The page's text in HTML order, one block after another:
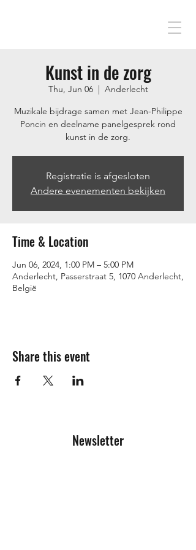
Kunst in de zorg
Thu, Jun 06
  |
Anderlecht
Muzikale bijdrage samen met Jean-Philippe
Poncin en deelname panelgesprek rond
kunst in de zorg.
Registratie is afgesloten
Andere evenementen bekijken
Time & Location
Jun 06, 2024, 1:00 PM – 5:00 PM
Anderlecht, Passerstraat 5, 1070 Anderlecht,
België
Share this event
Newsletter